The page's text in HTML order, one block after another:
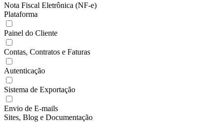
Nota Fiscal Eletrônica (NF-e)
Plataforma
Painel do Cliente
Contas, Contratos e Faturas
Autenticação
Sistema de Exportação
Envio de E-mails
Sites, Blog e Documentação